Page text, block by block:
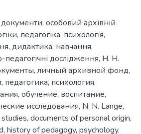
документи, особовий архівній
, педагогіка, психологія,
, дидактика, навчання,
педагогічні дослідження, Н. Н.
, личный архивной фонд,
, педагогика, психология,
, обучение, воспитание,
исследования, N. N. Lange,
, documents of personal origin,
, history of pedagogy, psychology,